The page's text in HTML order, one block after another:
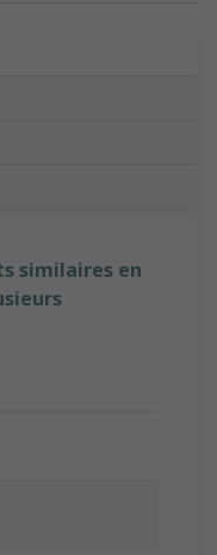
similaires en